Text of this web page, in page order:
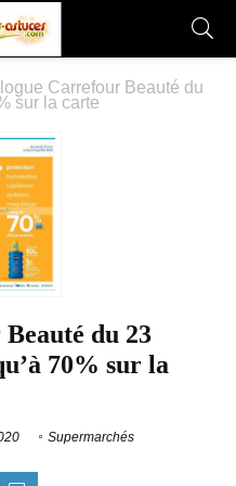
Carrefour Beauté du
sur la carte
du 23
70% sur la
Supermarchés